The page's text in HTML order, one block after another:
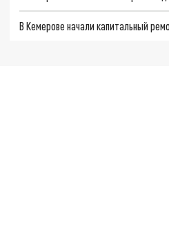
В Кемерове начали капитальный